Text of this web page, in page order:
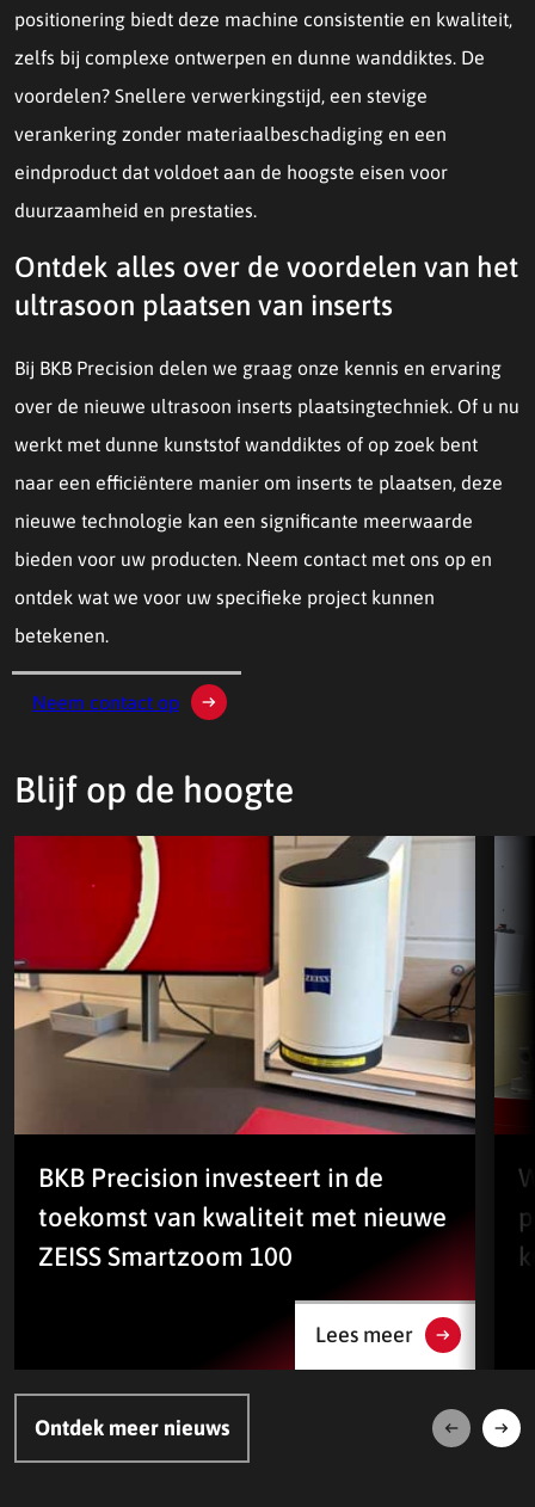
positionering biedt deze machine consistentie en kwaliteit,
zelfs bij complexe ontwerpen en dunne wanddiktes. De
voordelen? Snellere verwerkingstijd, een stevige
verankering zonder materiaalbeschadiging en een
eindproduct dat voldoet aan de hoogste eisen voor
duurzaamheid en prestaties.
Ontdek alles over de voordelen van het
ultrasoon plaatsen van inserts
Bij BKB Precision delen we graag onze kennis en ervaring
over de nieuwe ultrasoon inserts plaatsingtechniek. Of u nu
werkt met dunne kunststof wanddiktes of op zoek bent
naar een efficiëntere manier om inserts te plaatsen, deze
nieuwe technologie kan een significante meerwaarde
bieden voor uw producten. Neem contact met ons op en
ontdek wat we voor uw specifieke project kunnen
betekenen.
Neem contact op
Blijf op de hoogte
BKB Precision investeert in de
toekomst van kwaliteit met nieuwe
ZEISS Smartzoom 100
Lees meer
Ontdek meer nieuws Volgende